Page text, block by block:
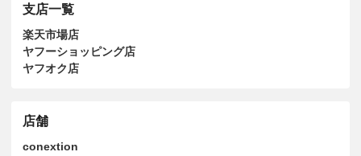
支店一覧
楽天市場店
ヤフーショッピング店
ヤフオク店
店舗
conextion